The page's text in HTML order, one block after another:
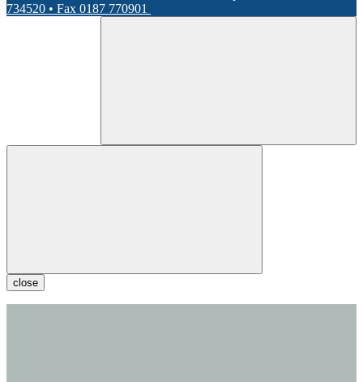
734520 • Fax 0187 770901
close